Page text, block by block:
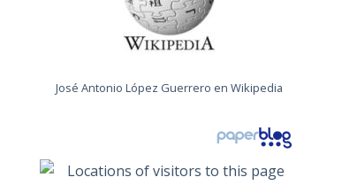
José Antonio López Guerrero en Wikipedia